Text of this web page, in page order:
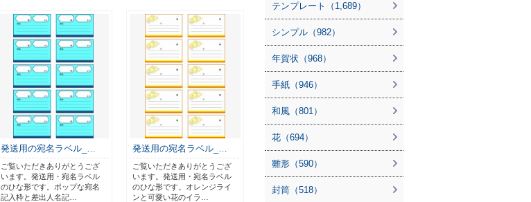
発送用の宛名ラベル_…
ご覧いただきありがとうござ
います。発送用・宛名ラベル
のひな形です。ポップな宛名
記入枠と差出人名記…
発送用の宛名ラベル_…
ご覧いただきありがとうござ
います。発送用・宛名ラベル
のひな形です。オレンジライ
ンと可愛い花のイラ…
テンプレート（1,689）
シンプル（982）
年賀状（968）
手紙（946）
和風（801）
花（694）
雛形（590）
封筒（518）